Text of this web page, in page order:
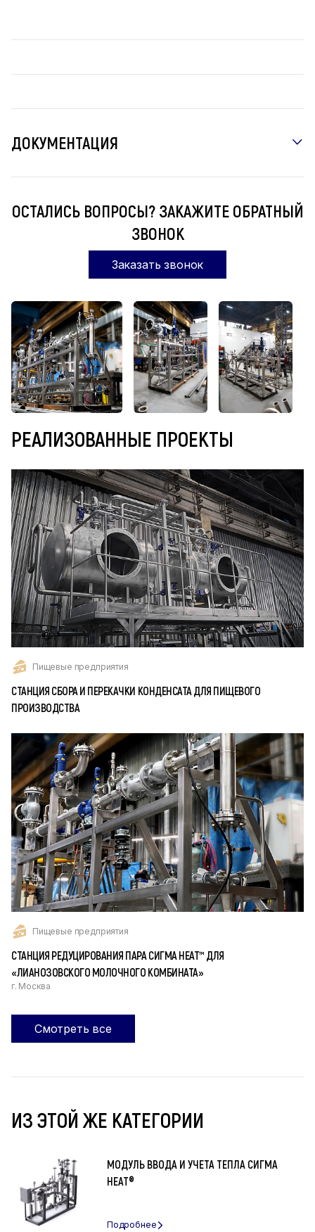
ДОКУМЕНТАЦИЯ
ОСТАЛИСЬ ВОПРОСЫ? ЗАКАЖИТЕ ОБРАТНЫЙ
ЗВОНОК
Заказать звонок
РЕАЛИЗОВАННЫЕ ПРОЕКТЫ
Пищевые предприятия
СТАНЦИЯ СБОРА И ПЕРЕКАЧКИ КОНДЕНСАТА ДЛЯ ПИЩЕВОГО
ПРОИЗВОДСТВА
Пищевые предприятия
СТАНЦИЯ РЕДУЦИРОВАНИЯ ПАРА СИГМА HEAT™ ДЛЯ
«ЛИАНОЗОВСКОГО МОЛОЧНОГО КОМБИНАТА»
г. Москва
Смотреть все
ИЗ ЭТОЙ ЖЕ КАТЕГОРИИ
МОДУЛЬ ВВОДА И УЧЕТА ТЕПЛА СИГМА
HEAT®